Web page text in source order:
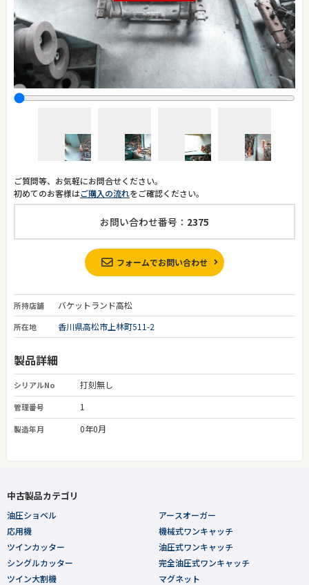
ご質問等、お気軽にお問合せください。
初めてのお客様はご購入の流れをご確認ください。
お問い合わせ番号： 2375
フォームでお問い合わせ
所持店舗 バケットランド高松
所在地 香川県高松市上林町511-2
製品詳細
シリアルNo 打刻無し
管理番号 1
製造年月 0年0月
中古製品カテゴリ
油圧ショベル
応用機
ツインカッター
シングルカッター
ツイン大割機
アースオーガー
機械式ワンキャッチ
油圧式ワンキャッチ
完全油圧式ワンキャッチ
マグネット